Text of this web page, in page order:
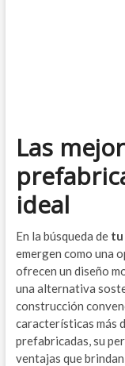
Las
ideal
En la búsqueda de tu
emergen como una
ofrecen un diseño
una alternativa
construcción
características más
prefabricadas, su
ventajas que